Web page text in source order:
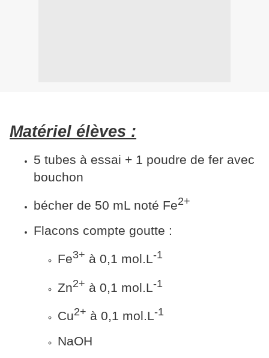
Matériel élèves :
5 tubes à essai + 1 poudre de fer avec
bouchon
bécher de 50 mL noté Fe2+
Flacons compte goutte :
Fe3+ à 0,1 mol.L-1
Zn2+ à 0,1 mol.L-1
Cu2+ à 0,1 mol.L-1
NaOH